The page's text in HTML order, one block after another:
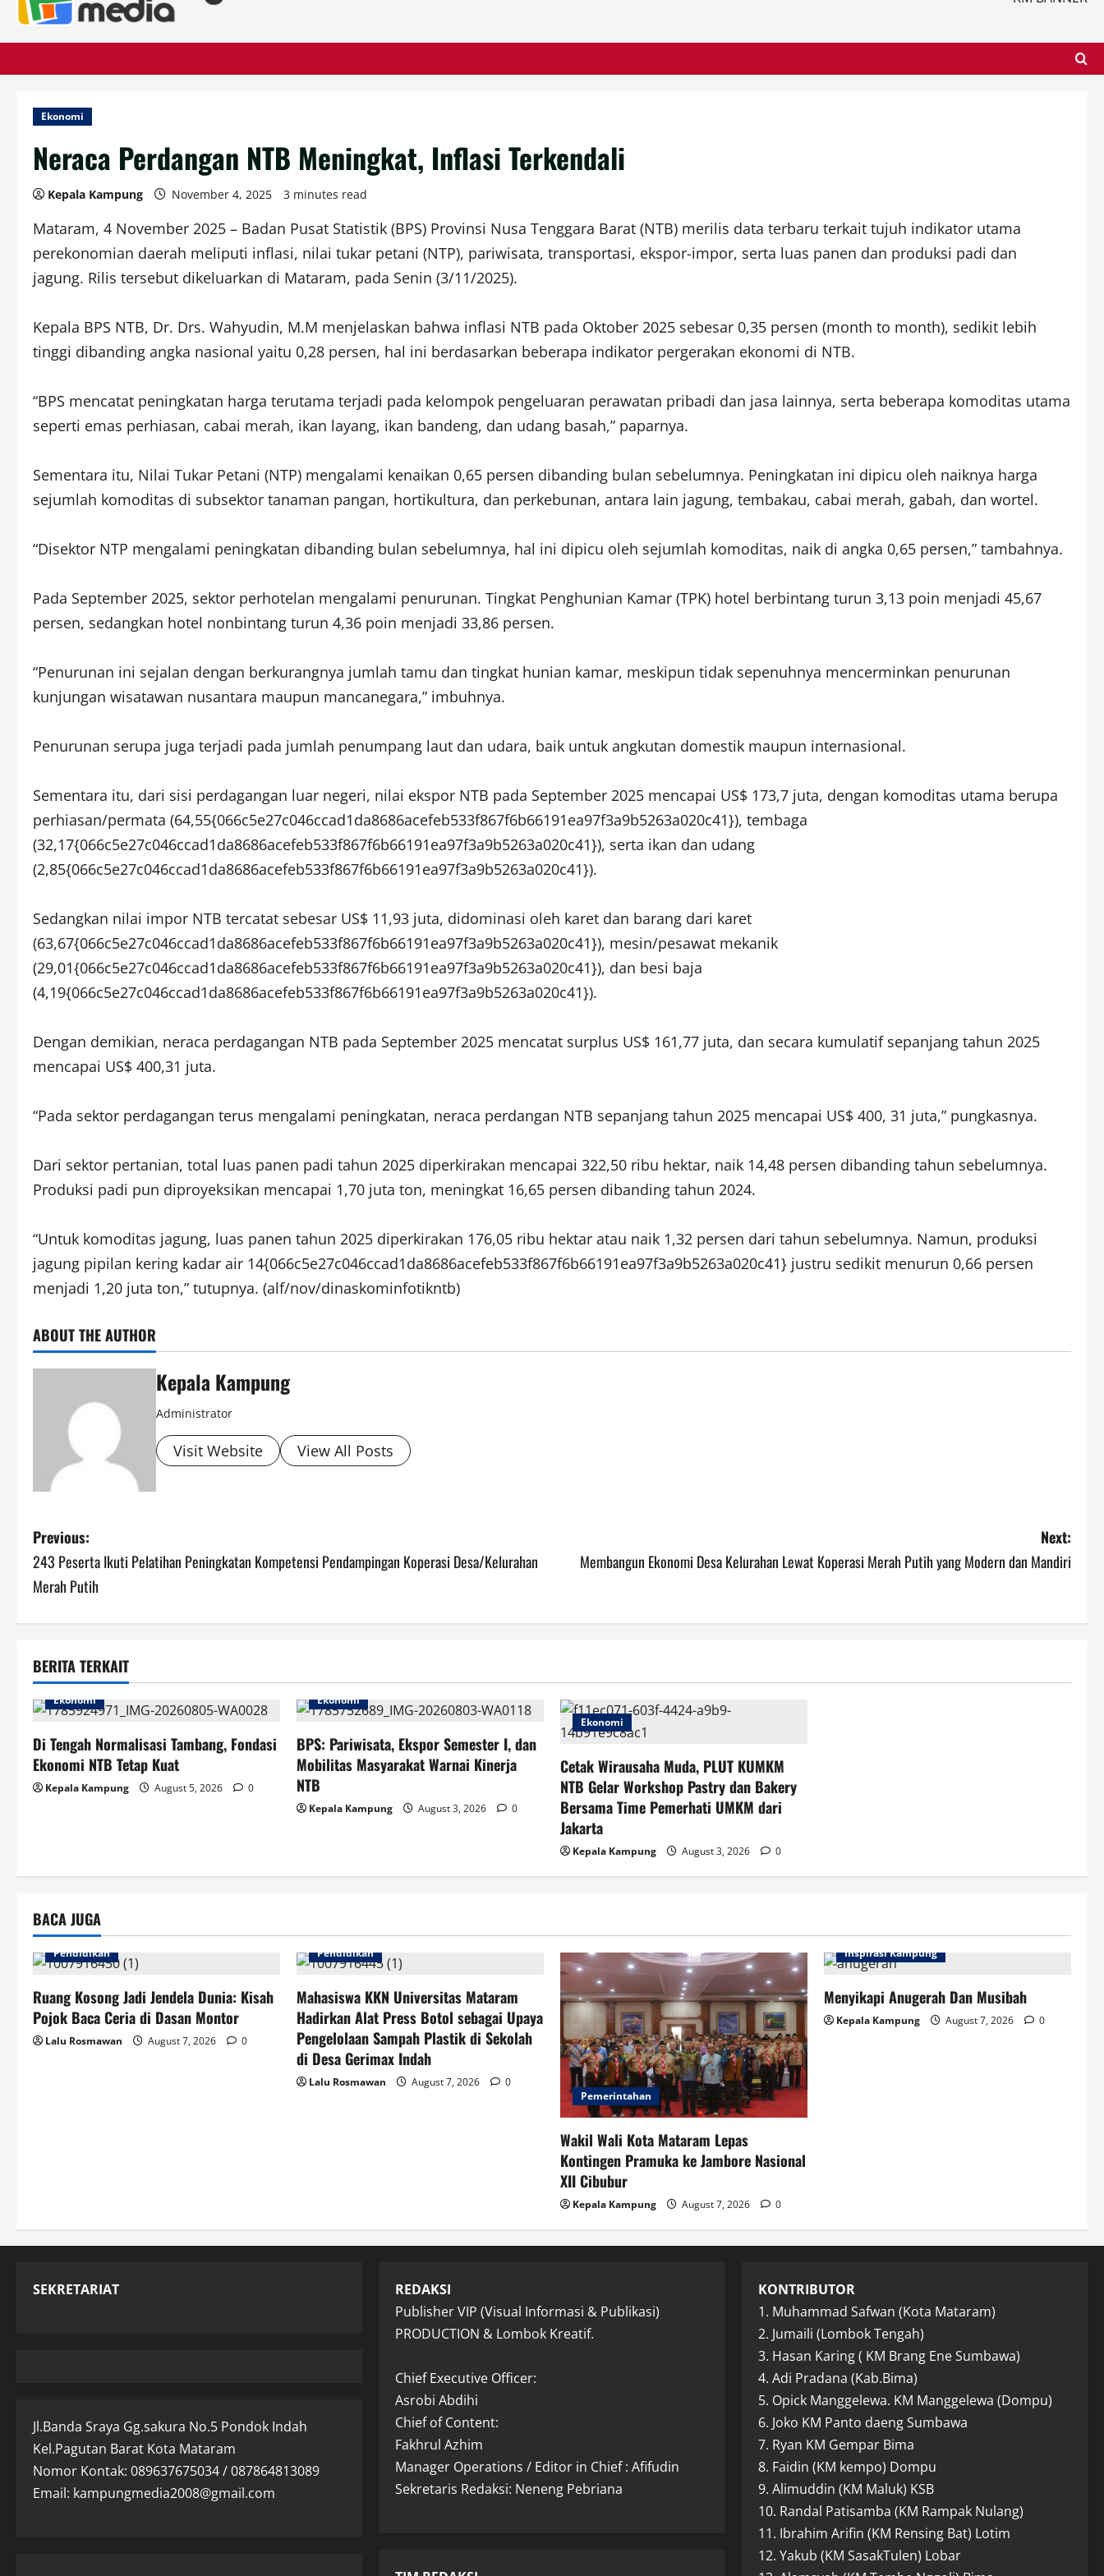
Ekonomi
Neraca Perdangan NTB Meningkat, Inflasi Terkendali
Kepala Kampung November 4, 2025 3 minutes read
Mataram, 4 November 2025 – Badan Pusat Statistik (BPS) Provinsi Nusa Tenggara Barat (NTB) merilis data terbaru terkait tujuh indikator utama
perekonomian daerah meliputi inflasi, nilai tukar petani (NTP), pariwisata, transportasi, ekspor-impor, serta luas panen dan produksi padi dan
jagung. Rilis tersebut dikeluarkan di Mataram, pada Senin (3/11/2025).
Kepala BPS NTB, Dr. Drs. Wahyudin, M.M menjelaskan bahwa inflasi NTB pada Oktober 2025 sebesar 0,35 persen (month to month), sedikit lebih
tinggi dibanding angka nasional yaitu 0,28 persen, hal ini berdasarkan beberapa indikator pergerakan ekonomi di NTB.
“BPS mencatat peningkatan harga terutama terjadi pada kelompok pengeluaran perawatan pribadi dan jasa lainnya, serta beberapa komoditas utama
seperti emas perhiasan, cabai merah, ikan layang, ikan bandeng, dan udang basah,” paparnya.
Sementara itu, Nilai Tukar Petani (NTP) mengalami kenaikan 0,65 persen dibanding bulan sebelumnya. Peningkatan ini dipicu oleh naiknya harga
sejumlah komoditas di subsektor tanaman pangan, hortikultura, dan perkebunan, antara lain jagung, tembakau, cabai merah, gabah, dan wortel.
“Disektor NTP mengalami peningkatan dibanding bulan sebelumnya, hal ini dipicu oleh sejumlah komoditas, naik di angka 0,65 persen,” tambahnya.
Pada September 2025, sektor perhotelan mengalami penurunan. Tingkat Penghunian Kamar (TPK) hotel berbintang turun 3,13 poin menjadi 45,67
persen, sedangkan hotel nonbintang turun 4,36 poin menjadi 33,86 persen.
“Penurunan ini sejalan dengan berkurangnya jumlah tamu dan tingkat hunian kamar, meskipun tidak sepenuhnya mencerminkan penurunan
kunjungan wisatawan nusantara maupun mancanegara,” imbuhnya.
Penurunan serupa juga terjadi pada jumlah penumpang laut dan udara, baik untuk angkutan domestik maupun internasional.
Sementara itu, dari sisi perdagangan luar negeri, nilai ekspor NTB pada September 2025 mencapai US$ 173,7 juta, dengan komoditas utama berupa
perhiasan/permata (64,55{066c5e27c046ccad1da8686acefeb533f867f6b66191ea97f3a9b5263a020c41}), tembaga
(32,17{066c5e27c046ccad1da8686acefeb533f867f6b66191ea97f3a9b5263a020c41}), serta ikan dan udang
(2,85{066c5e27c046ccad1da8686acefeb533f867f6b66191ea97f3a9b5263a020c41}).
Sedangkan nilai impor NTB tercatat sebesar US$ 11,93 juta, didominasi oleh karet dan barang dari karet
(63,67{066c5e27c046ccad1da8686acefeb533f867f6b66191ea97f3a9b5263a020c41}), mesin/pesawat mekanik
(29,01{066c5e27c046ccad1da8686acefeb533f867f6b66191ea97f3a9b5263a020c41}), dan besi baja
(4,19{066c5e27c046ccad1da8686acefeb533f867f6b66191ea97f3a9b5263a020c41}).
Dengan demikian, neraca perdagangan NTB pada September 2025 mencatat surplus US$ 161,77 juta, dan secara kumulatif sepanjang tahun 2025
mencapai US$ 400,31 juta.
“Pada sektor perdagangan terus mengalami peningkatan, neraca perdangan NTB sepanjang tahun 2025 mencapai US$ 400, 31 juta,” pungkasnya.
Dari sektor pertanian, total luas panen padi tahun 2025 diperkirakan mencapai 322,50 ribu hektar, naik 14,48 persen dibanding tahun sebelumnya.
Produksi padi pun diproyeksikan mencapai 1,70 juta ton, meningkat 16,65 persen dibanding tahun 2024.
“Untuk komoditas jagung, luas panen tahun 2025 diperkirakan 176,05 ribu hektar atau naik 1,32 persen dari tahun sebelumnya. Namun, produksi
jagung pipilan kering kadar air 14{066c5e27c046ccad1da8686acefeb533f867f6b66191ea97f3a9b5263a020c41} justru sedikit menurun 0,66 persen
menjadi 1,20 juta ton,” tutupnya. (alf/nov/dinaskominfotikntb)
ABOUT THE AUTHOR
Kepala Kampung
Administrator
Visit Website View All Posts
P
o
n
a
v
i
t
i
o
n
Previous:
243 Peserta Ikuti Pelatihan Peningkatan Kompetensi Pendampingan Koperasi Desa/Kelurahan
Merah Putih
Next:
Membangun Ekonomi Desa Kelurahan Lewat Koperasi Merah Putih yang Modern dan Mandiri
BERITA TERKAIT
Ekonomi
Di Tengah Normalisasi Tambang, Fondasi
Ekonomi NTB Tetap Kuat
Kepala Kampung August 5, 2026 0
Ekonomi
BPS: Pariwisata, Ekspor Semester I, dan
Mobilitas Masyarakat Warnai Kinerja
NTB
Kepala Kampung August 3, 2026 0
Ekonomi
Cetak Wirausaha Muda, PLUT KUMKM
NTB Gelar Workshop Pastry dan Bakery
Bersama Time Pemerhati UMKM dari
Jakarta
Kepala Kampung August 3, 2026 0
BACA JUGA
Pendidikan
Ruang Kosong Jadi Jendela Dunia: Kisah
Pojok Baca Ceria di Dasan Montor
Lalu Rosmawan August 7, 2026 0
Pendidikan
Mahasiswa KKN Universitas Mataram
Hadirkan Alat Press Botol sebagai Upaya
Pengelolaan Sampah Plastik di Sekolah
di Desa Gerimax Indah
Lalu Rosmawan August 7, 2026
0
Pemerintahan
Wakil Wali Kota Mataram Lepas
Kontingen Pramuka ke Jambore Nasional
XII Cibubur
Kepala Kampung August 7, 2026 0
Inspirasi Kampung
Menyikapi Anugerah Dan Musibah
Kepala Kampung August 7, 2026 0
SEKRETARIAT
Jl.Banda Sraya Gg.sakura No.5 Pondok Indah
Kel.Pagutan Barat Kota Mataram
Nomor Kontak: 089637675034 / 087864813089
Email: kampungmedia2008@gmail.com
REDAKSI
Publisher VIP (Visual Informasi & Publikasi)
PRODUCTION & Lombok Kreatif.
Chief Executive Officer:
Asrobi Abdihi
Chief of Content:
Fakhrul Azhim
Manager Operations / Editor in Chief : Afifudin
Sekretaris Redaksi: Neneng Pebriana
KONTRIBUTOR
1. Muhammad Safwan (Kota Mataram)
2. Jumaili (Lombok Tengah)
3. Hasan Karing ( KM Brang Ene Sumbawa)
4. Adi Pradana (Kab.Bima)
5. Opick Manggelewa. KM Manggelewa (Dompu)
6. Joko KM Panto daeng Sumbawa
7. Ryan KM Gempar Bima
8. Faidin (KM kempo) Dompu
9. Alimuddin (KM Maluk) KSB
10. Randal Patisamba (KM Rampak Nulang)
11. Ibrahim Arifin (KM Rensing Bat) Lotim
12. Yakub (KM SasakTulen) Lobar